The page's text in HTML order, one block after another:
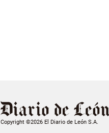
Copyright ©2026 El Diario de León S.A.